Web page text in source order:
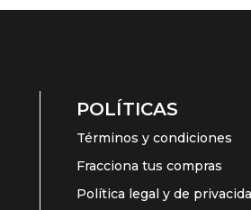
POLÍTICAS
Términos y condiciones
Fracciona tus compras
Política legal y de